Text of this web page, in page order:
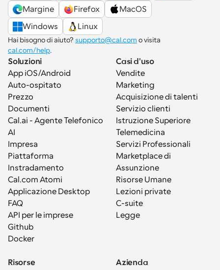
Margine
Firefox
MacOS
Windows
Linux
Hai bisogno di aiuto? supporto@cal.com
cal.com/help.
Soluzioni
App iOS/Android
Auto-ospitato
Prezzo
Documenti
Cal.ai - Agente Telefonico
AI
Impresa
Piattaforma
Instradamento
Cal.com Atomi
Applicazione Desktop
FAQ
API per le imprese
Github
Docker
Casi d'uso
Vendite
Marketing
Acquisizione di talenti
Servizio clienti
Istruzione Superiore
Telemedicina
Servizi Professionali
Marketplace di
Assunzione
Risorse Umane
Lezioni private
C-suite
Legge
Risorse Azienda